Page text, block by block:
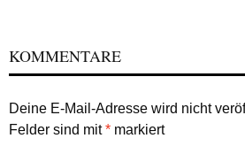
KOMMENTARE
Deine E-Mail-Adresse wird nicht
Felder sind mit* markiert